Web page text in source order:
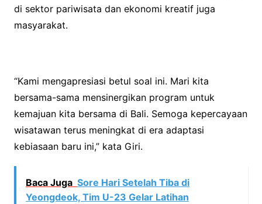
di sektor pariwisata dan ekonomi kreatif juga
masyarakat.
“Kami mengapresiasi betul soal ini. Mari kita
bersama-sama mensinergikan program untuk
kemajuan kita bersama di Bali. Semoga kepercayaan
wisatawan terus meningkat di era adaptasi
kebiasaan baru ini,” kata Giri.
Baca Juga Sore Hari Setelah Tiba di
Yeongdeok, Tim U-23 Gelar Latihan